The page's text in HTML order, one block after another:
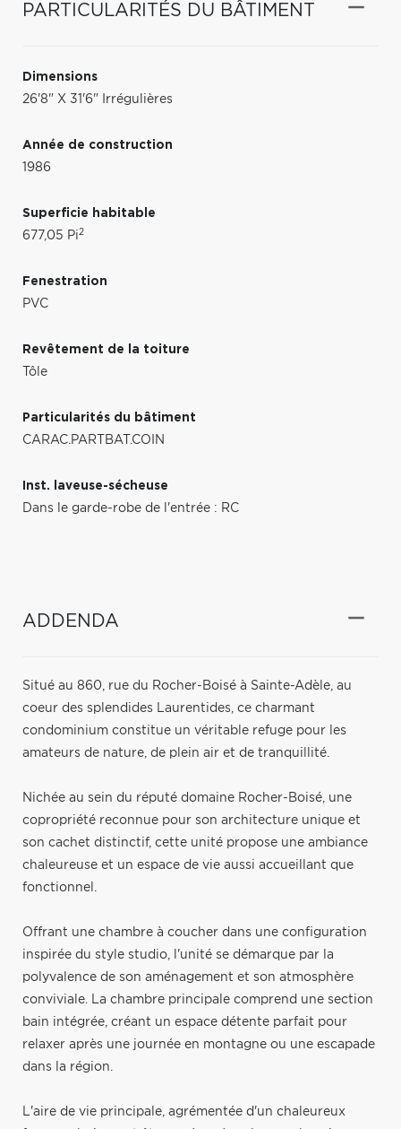
PARTICULARITÉS DU BÂTIMENT
Dimensions
26'8" X 31'6" Irrégulières
Année de construction
1986
Superficie habitable
677,05 Pi2
Fenestration
PVC
Revêtement de la toiture
Tôle
Particularités du bâtiment
CARAC.PARTBAT.COIN
Inst. laveuse-sécheuse
Dans le garde-robe de l'entrée : RC
ADDENDA
Situé au 860, rue du Rocher-Boisé à Sainte-Adèle, au
coeur des splendides Laurentides, ce charmant
condominium constitue un véritable refuge pour les
amateurs de nature, de plein air et de tranquillité.
Nichée au sein du réputé domaine Rocher-Boisé, une
copropriété reconnue pour son architecture unique et
son cachet distinctif, cette unité propose une ambiance
chaleureuse et un espace de vie aussi accueillant que
fonctionnel.
Offrant une chambre à coucher dans une configuration
inspirée du style studio, l'unité se démarque par la
polyvalence de son aménagement et son atmosphère
conviviale. La chambre principale comprend une section
bain intégrée, créant un espace détente parfait pour
relaxer après une journée en montagne ou une escapade
dans la région.
L'aire de vie principale, agrémentée d'un chaleureux